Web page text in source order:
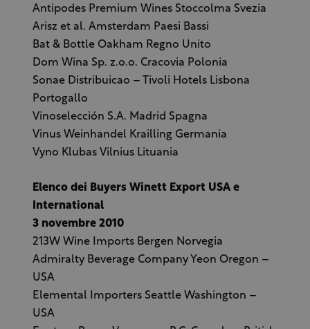
Antipodes Premium Wines Stoccolma Svezia
Arisz et al. Amsterdam Paesi Bassi
Bat & Bottle Oakham Regno Unito
Dom Wina Sp. z.o.o. Cracovia Polonia
Sonae Distribuicao – Tivoli Hotels Lisbona
Portogallo
Vinoselección S.A. Madrid Spagna
Vinus Weinhandel Krailling Germania
Vyno Klubas Vilnius Lituania
Elenco dei Buyers Winett Export USA e
International
3 novembre 2010
213W Wine Imports Bergen Norvegia
Admiralty Beverage Company Yeon Oregon –
USA
Elemental Importers Seattle Washington –
USA